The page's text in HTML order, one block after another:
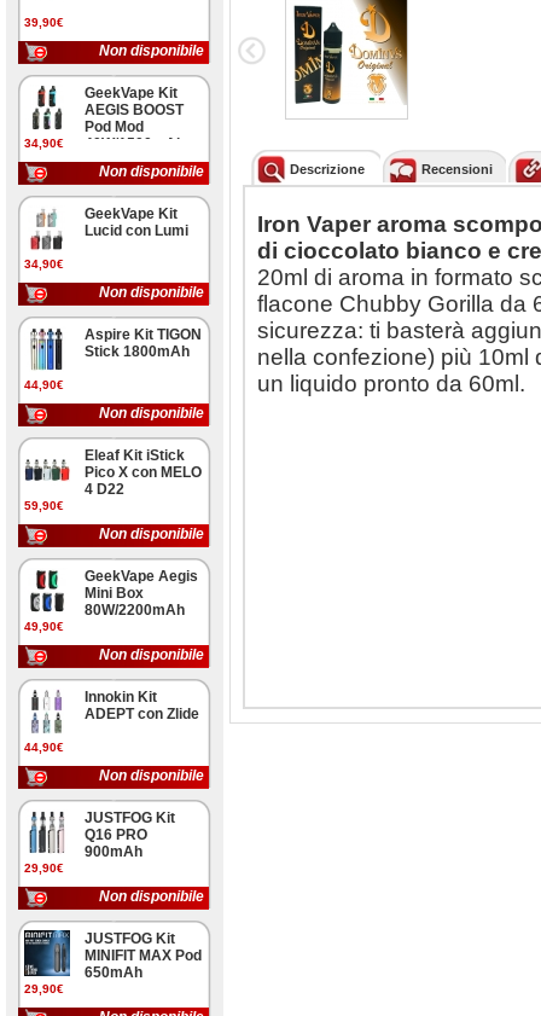
39,90€
Non disponibile
34,90€
GeekVape Kit
AEGIS BOOST
Pod Mod
40W/1500mAh
Non disponibile
34,90€
GeekVape Kit
Lucid con Lumi
Non disponibile
44,90€
Aspire Kit TIGON
Stick 1800mAh
Non disponibile
59,90€
Eleaf Kit iStick
Pico X con MELO
4 D22
Non disponibile
49,90€
GeekVape Aegis
Mini Box
80W/2200mAh
Non disponibile
44,90€
Innokin Kit
ADEPT con Zlide
Non disponibile
29,90€
JUSTFOG Kit
Q16 PRO
900mAh
Non disponibile
29,90€
JUSTFOG Kit
MINIFIT MAX Pod
650mAh
Descrizione Recensioni
Iron Vaper aroma
di cioccolato bianco e
20ml di aroma in formato
flacone Chubby Gorilla da
sicurezza: ti basterà
nella confezione) più 10ml
un liquido pronto da 60ml.